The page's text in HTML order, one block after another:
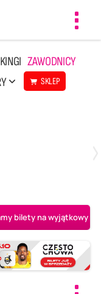
ZAWODNICY
SKLEP
bilety na wyjątkowy